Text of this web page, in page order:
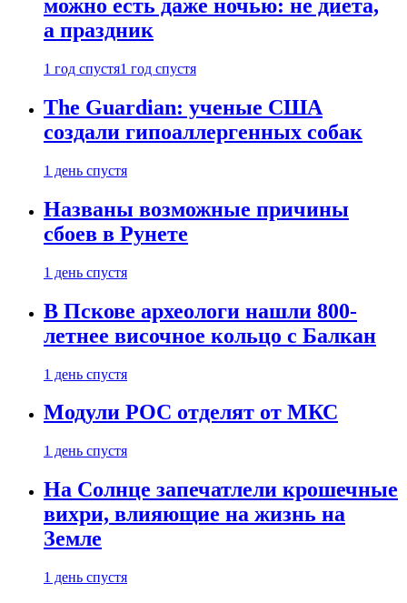
можно есть даже ночью: не диета,
а праздник
1 год спустя1 год спустя
The Guardian: ученые США
создали гипоаллергенных собак
1 день спустя
Названы возможные причины
сбоев в Рунете
1 день спустя
В Пскове археологи нашли 800-
летнее височное кольцо с Балкан
1 день спустя
Модули РОС отделят от МКС
1 день спустя
На Солнце запечатлели крошечные
вихри, влияющие на жизнь на
Земле
1 день спустя